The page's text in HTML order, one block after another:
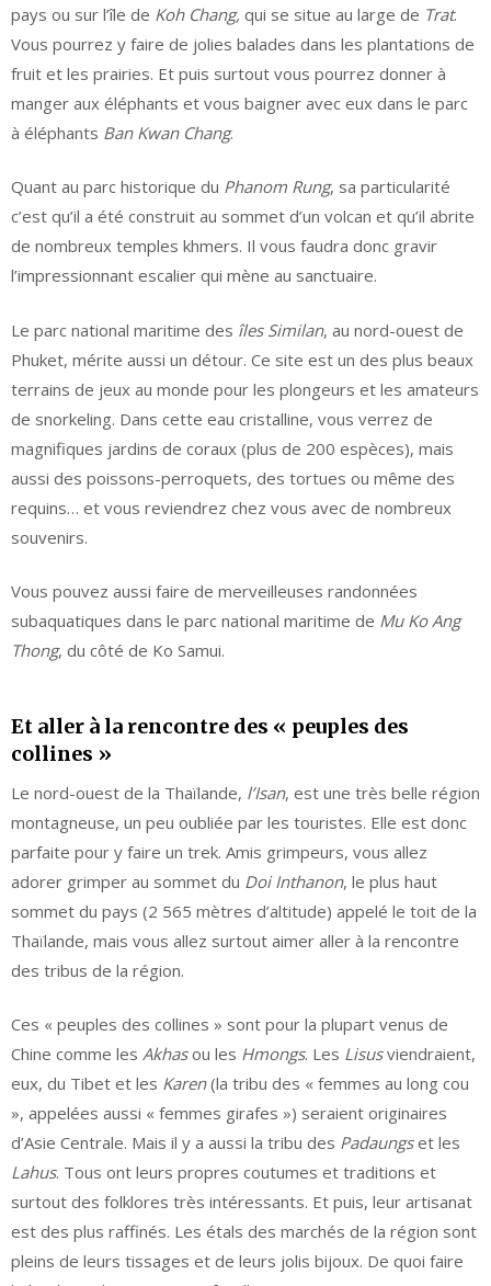
pays ou sur l’île de Koh Chang, qui se situe au large de Trat.
Vous pourrez y faire de jolies balades dans les plantations de
fruit et les prairies. Et puis surtout vous pourrez donner à
manger aux éléphants et vous baigner avec eux dans le parc
à éléphants Ban Kwan Chang.
Quant au parc historique du Phanom Rung, sa particularité
c’est qu’il a été construit au sommet d’un volcan et qu’il abrite
de nombreux temples khmers. Il vous faudra donc gravir
l’impressionnant escalier qui mène au sanctuaire.
Le parc national maritime des îles Similan, au nord-ouest de
Phuket, mérite aussi un détour. Ce site est un des plus beaux
terrains de jeux au monde pour les plongeurs et les amateurs
de snorkeling. Dans cette eau cristalline, vous verrez de
magnifiques jardins de coraux (plus de 200 espèces), mais
aussi des poissons-perroquets, des tortues ou même des
requins… et vous reviendrez chez vous avec de nombreux
souvenirs.
Vous pouvez aussi faire de merveilleuses randonnées
subaquatiques dans le parc national maritime de Mu Ko Ang
Thong, du côté de Ko Samui.
Et aller à la rencontre des « peuples des
collines »
Le nord-ouest de la Thaïlande, l’Isan, est une très belle région
montagneuse, un peu oubliée par les touristes. Elle est donc
parfaite pour y faire un trek. Amis grimpeurs, vous allez
adorer grimper au sommet du Doi Inthanon, le plus haut
sommet du pays (2 565 mètres d’altitude) appelé le toit de la
Thaïlande, mais vous allez surtout aimer aller à la rencontre
des tribus de la région.
Ces « peuples des collines » sont pour la plupart venus de
Chine comme les Akhasou les Hmongs. Les Lisusviendraient,
eux, du Tibet et les Karen(la tribu des « femmes au long cou
», appelées aussi « femmes girafes ») seraient originaires
d’Asie Centrale. Mais il y a aussi la tribu des Padaungset les
Lahus. Tous ont leurs propres coutumes et traditions et
surtout des folklores très intéressants. Et puis, leur artisanat
est des plus raffinés. Les étals des marchés de la région sont
pleins de leurs tissages et de leurs jolis bijoux. De quoi faire